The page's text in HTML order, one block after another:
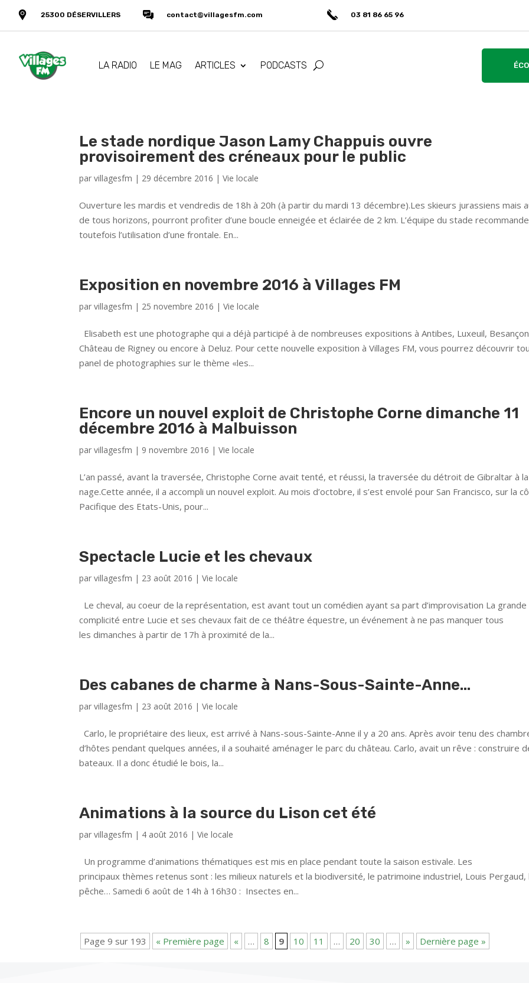
25300 DÉSERVILLERS contact@villagesfm.com 03 81 86 65 96
LA RADIO LE MAG ARTICLES PODCASTS
Le stade nordique Jason Lamy Chappuis ouvre
provisoirement des créneaux pour le public
parvillagesfm | 29 décembre 2016 |Vie locale
Ouverture les mardis et vendredis de 18h à 20h (à partir du mardi 13 décembre).Les skieurs jurassiens mais
de tous horizons, pourront profiter d’une boucle enneigée et éclairée de 2 km. L’équipe du stade recommande
toutefois l’utilisation d’une frontale. En...
Exposition en novembre 2016 à Villages FM
parvillagesfm | 25 novembre 2016 |Vie locale
Elisabeth est une photographe qui a déjà participé à de nombreuses expositions à Antibes, Luxeuil,
Château de Rigney ou encore à Deluz. Pour cette nouvelle exposition à Villages FM, vous pourrez découvrir
panel de photographies sur le thème «les...
Encore un nouvel exploit de Christophe Corne dimanche 11
décembre 2016 à Malbuisson
parvillagesfm | 9 novembre 2016 |Vie locale
L’an passé, avant la traversée, Christophe Corne avait tenté, et réussi, la traversée du détroit de Gibraltar à la
nage.Cette année, il a accompli un nouvel exploit. Au mois d’octobre, il s’est envolé pour San Francisco, sur la
Pacifique des Etats-Unis, pour...
Spectacle Lucie et les chevaux
parvillagesfm | 23 août 2016 |Vie locale
Le cheval, au coeur de la représentation, est avant tout un comédien ayant sa part d’improvisation La grande
complicité entre Lucie et ses chevaux fait de ce théâtre équestre, un événement à ne pas manquer tous
les dimanches à partir de 17h à proximité de la...
Des cabanes de charme à Nans-Sous-Sainte-Anne…
parvillagesfm | 23 août 2016 |Vie locale
Carlo, le propriétaire des lieux, est arrivé à Nans-sous-Sainte-Anne il y a 20 ans. Après avoir tenu des
d’hôtes pendant quelques années, il a souhaité aménager le parc du château. Carlo, avait un rêve : construire
bateaux. Il a donc étudié le bois, la...
Animations à la source du Lison cet été
parvillagesfm | 4 août 2016 |Vie locale
Un programme d’animations thématiques est mis en place pendant toute la saison estivale. Les
principaux thèmes retenus sont : les milieux naturels et la biodiversité, le patrimoine industriel, Louis Pergaud,
pêche… Samedi 6 août de 14h à 16h30 : Insectes en...
Page 9 sur 193 « Première page « … 8 9 10 11 … 20 30 … » Dernière page »